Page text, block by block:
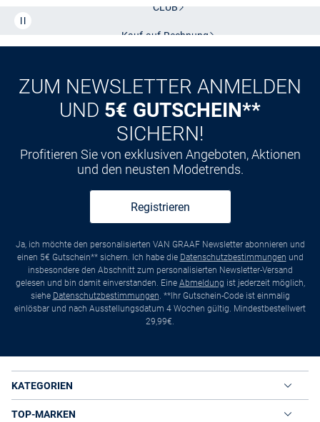
CLUB
Kauf auf Rechnung
ZUM NEWSLETTER ANMELDEN
UND 5€ GUTSCHEIN**
SICHERN!
Profitieren Sie von exklusiven Angeboten, Aktionen
und den neusten Modetrends.
Registrieren
Ja, ich möchte den personalisierten VAN GRAAF Newsletter abonnieren und
einen 5€ Gutschein** sichern. Ich habe die Datenschutzbestimmungen und
insbesondere den Abschnitt zum personalisierten Newsletter-Versand
gelesen und bin damit einverstanden. Eine Abmeldung ist jederzeit möglich,
siehe Datenschutzbestimmungen. **Ihr Gutschein-Code ist einmalig
einlösbar und nach Ausstellungsdatum 4 Wochen gültig. Mindestbestellwert
29,99€.
KATEGORIEN
TOP-MARKEN